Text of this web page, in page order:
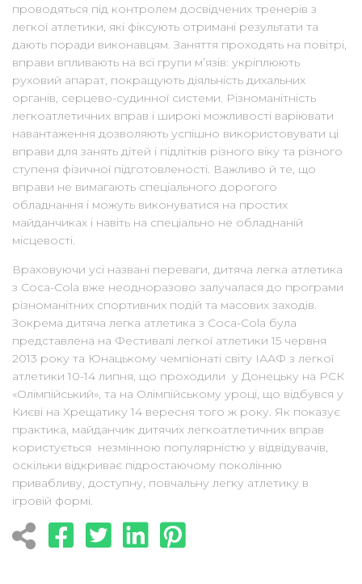
проводяться під контролем досвідчених тренерів з
легкої атлетики, які фіксують отримані результати та
дають поради виконавцям. Заняття проходять на повітрі,
вправи впливають на всі групи м’язів: укріплюють
руховий апарат, покращують діяльність дихальних
органів, серцево-судинної системи. Різноманітність
легкоатлетичних вправ і широкі можливості варіювати
навантаження дозволяють успішно використовувати ці
вправи для занять дітей і підлітків різного віку та різного
ступеня фізичної підготовленості. Важливо й те, що
вправи не вимагають спеціального дорогого
обладнання і можуть виконуватися на простих
майданчиках і навіть на спеціально не обладнаній
місцевості.
Враховуючи усі названі переваги, дитяча легка атлетика
з Coca-Cola вже неодноразово залучалася до програми
різноманітних спортивних подій та масових заходів.
Зокрема дитяча легка атлетика з Coca-Cola була
представлена на Фестивалі легкої атлетики 15 червня
2013 року та Юнацькому чемпіонаті світу ІААФ з легкої
атлетики 10-14 липня, що проходили у Донецьку на РСК
«Олімпійський», та на Олімпійському уроці, що відбувся у
Києві на Хрещатику 14 вересня того ж року. Як показує
практика, майданчик дитячих легкоатлетичних вправ
користується незмінною популярністю у відвідувачів,
оскільки відкриває підростаючому поколінню
привабливу, доступну, повчальну легку атлетику в
ігровій формі.